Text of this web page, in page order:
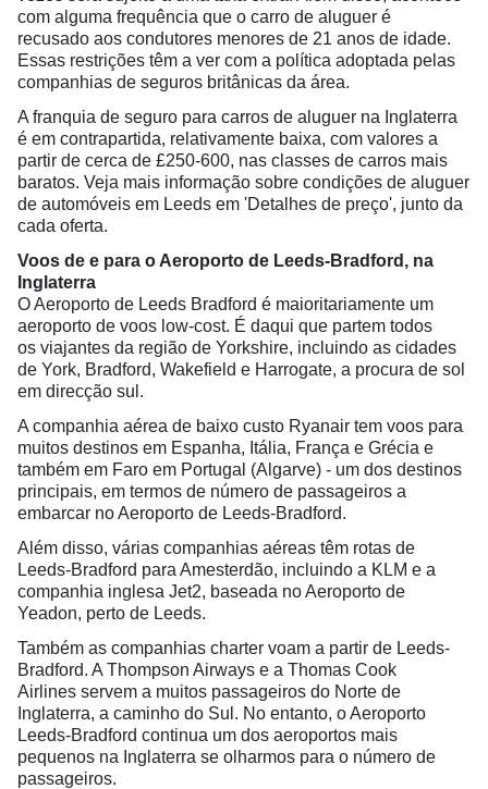
com alguma frequência que o carro de aluguer é
recusado aos condutores menores de 21 anos de idade.
Essas restrições têm a ver com a política adoptada pelas
companhias de seguros britânicas da área.
A franquia de seguro para carros de aluguer na Inglaterra
é em contrapartida, relativamente baixa, com valores a
partir de cerca de £250-600, nas classes de carros mais
baratos. Veja mais informação sobre condições de aluguer
de automóveis em Leeds em 'Detalhes de preço', junto da
cada oferta.
Voos de e para o Aeroporto de Leeds-Bradford, na
Inglaterra
O Aeroporto de Leeds Bradford é maioritariamente um
aeroporto de voos low-cost. É daqui que partem todos
os viajantes da região de Yorkshire, incluindo as cidades
de York, Bradford, Wakefield e Harrogate, a procura de sol
em direcção sul.
A companhia aérea de baixo custo Ryanair tem voos para
muitos destinos em Espanha, Itália, França e Grécia e
também em Faro em Portugal (Algarve) - um dos destinos
principais, em termos de número de passageiros a
embarcar no Aeroporto de Leeds-Bradford.
Além disso, várias companhias aéreas têm rotas de
Leeds-Bradford para Amesterdão, incluindo a KLM e a
companhia inglesa Jet2, baseada no Aeroporto de
Yeadon, perto de Leeds.
Também as companhias charter voam a partir de Leeds-
Bradford. A Thompson Airways e a Thomas Cook
Airlines servem a muitos passageiros do Norte de
Inglaterra, a caminho do Sul. No entanto, o Aeroporto
Leeds-Bradford continua um dos aeroportos mais
pequenos na Inglaterra se olharmos para o número de
passageiros.